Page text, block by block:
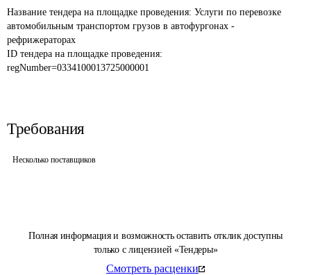
Полная информация и возможность оставить отклик доступны
только с лицензией «Тендеры»
Смотреть расценки
Название тендера на площадке проведения: Услуги по перевозке
автомобильным транспортом грузов в автофургонах -
рефрижераторах
ID тендера на площадке проведения:
regNumber=0334100013725000001
Требования
Несколько поставщиков